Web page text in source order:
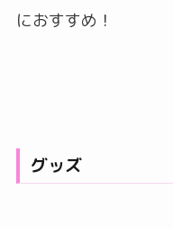
におすすめ！
グッズ